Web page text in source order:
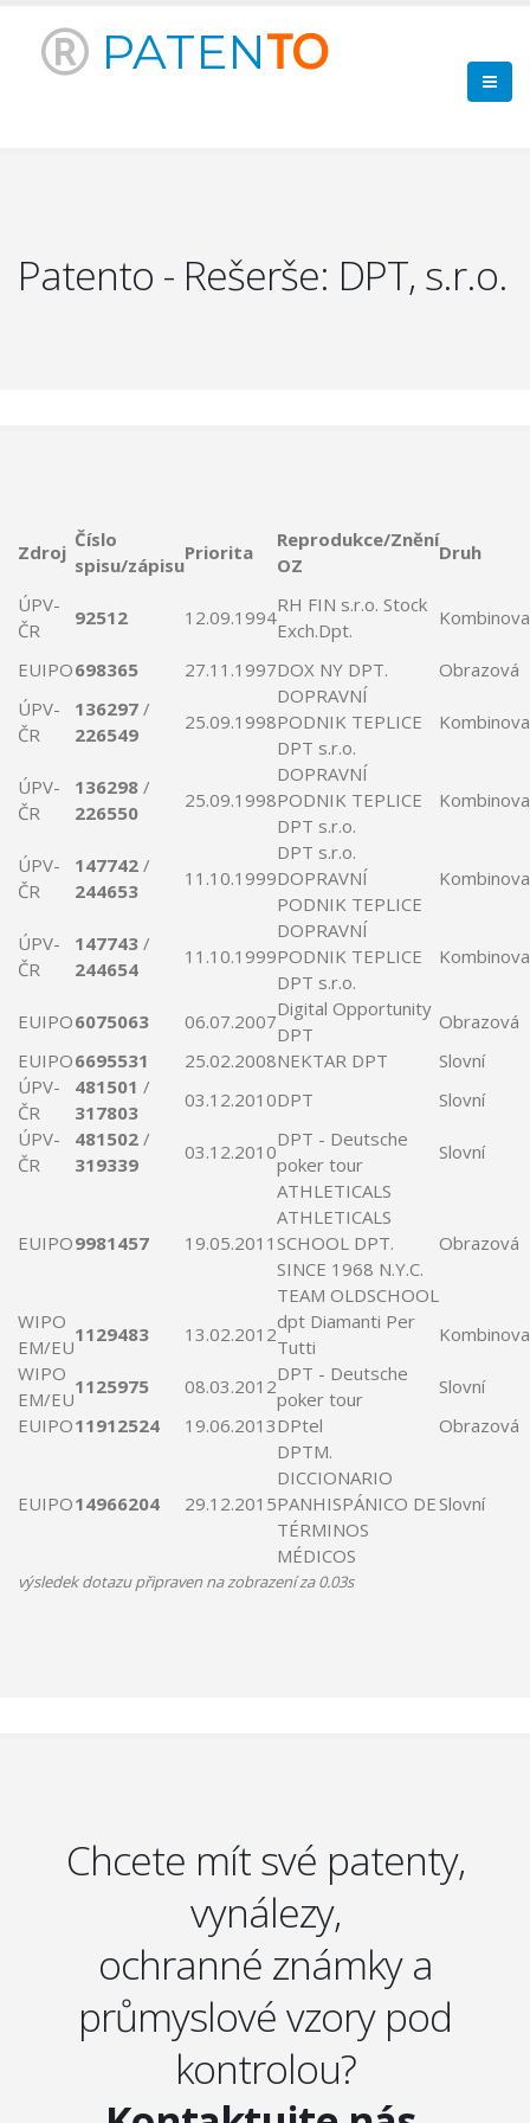
PATENTO
Patento - Rešerše: DPT, s.r.o.
Zdroj
Číslo
spisu/zápisu
Priorita
Reprodukce/Znění
OZ
Druh
ÚPV-
ČR
92512 12.09.1994
RH FIN s.r.o. Stock
Exch.Dpt.
EUIPO698365 27.11.1997DOX NY DPT.
Obrazová
ÚPV-
ČR
136297 /
226549
25.09.1998
DOPRAVNÍ
PODNIK TEPLICE
DPT s.r.o.
ÚPV-
ČR
136298 /
226550
25.09.1998
DOPRAVNÍ
PODNIK TEPLICE
DPT s.r.o.
ÚPV-
ČR
147742 /
244653
11.10.1999
DPT s.r.o.
DOPRAVNÍ
PODNIK TEPLICE
ÚPV-
ČR
147743 /
244654
11.10.1999
DOPRAVNÍ
PODNIK TEPLICE
DPT s.r.o.
EUIPO6075063 06.07.2007
Digital Opportunity
DPT
Obrazová
EUIPO6695531 25.02.2008NEKTAR DPT
Slovní
ÚPV-
ČR
481501 /
317803
03.12.2010DPT
Slovní
ÚPV-
ČR
481502 /
319339
03.12.2010
DPT - Deutsche
poker tour
Slovní
EUIPO9981457 19.05.2011
ATHLETICALS
ATHLETICALS
SCHOOL DPT.
SINCE 1968 N.Y.C.
TEAM OLDSCHOOL
Obrazová
WIPO
EM/EU
1129483 13.02.2012
dpt Diamanti Per
Tutti
WIPO
EM/EU
1125975 08.03.2012
DPT - Deutsche
poker tour
Slovní
EUIPO11912524 19.06.2013DPtel Obrazová
EUIPO14966204 29.12.2015
DPTM.
DICCIONARIO
PANHISPÁNICO DE
TÉRMINOS
MÉDICOS
Slovní
výsledek dotazu připraven na zobrazení za 0.03s
Chcete mít své patenty,
vynálezy,
ochranné známky a
průmyslové vzory pod
kontrolou?